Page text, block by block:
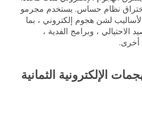
نظام حساس. يستخدم مجرمو
لشن هجوم إلكتروني ، بما
الاحتيالي ، وبرامج الفدية ،
الإلكترونية الثمانية